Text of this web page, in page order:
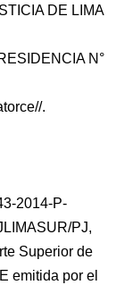
DE LIMA
N°
.
2014-P-
PJ,
Superior de
emitida por el